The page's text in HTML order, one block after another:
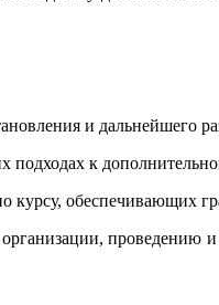
и дальнейшего
подходах к
курсу, обеспечивающих